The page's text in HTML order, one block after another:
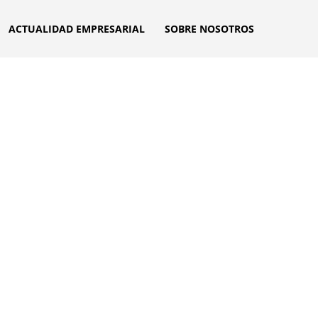
ACTUALIDAD EMPRESARIAL SOBRE NOSOTROS